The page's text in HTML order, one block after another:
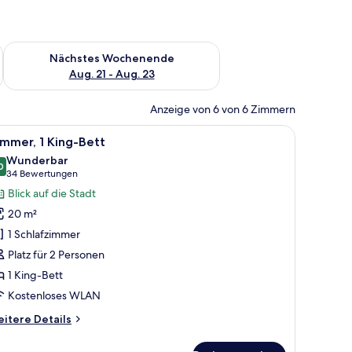
Aug. 14 - Aug. 16.
Nächstes Wochenende
Aug. 21 - Aug. 23
Überprüfe die Verfügbarkeit für nächstes Wochenende, Aug.
Anzeige von 6 von 6 Zimmern
und einer Wand mit einem tropischen Blattmuster.
einem Nachttisch, einer Lampe und einem Fenster mit Vorhängen.
Ein Bett mit zwei Kissen, seitlich von
7 1 King-Bett
von 10
Wunderbar
34 Bewertungen
(34
Bewertungen)
Blick auf die Stadt
20 m²
1 Schlafzimmer
Platz für 2 Personen
1 King-Bett
Kostenloses WLAN
Details